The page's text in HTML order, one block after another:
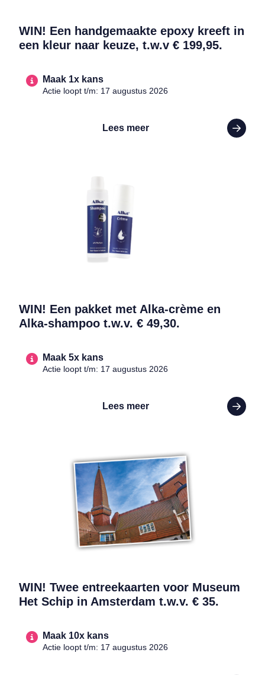
WIN! Een handgemaakte epoxy kreeft in
een kleur naar keuze, t.w.v € 199,95.
Maak 1x kans
Actie loopt t/m: 17 augustus 2026
Lees meer
WIN! Een pakket met Alka-crème en
Alka-shampoo t.w.v. € 49,30.
Maak 5x kans
Actie loopt t/m: 17 augustus 2026
Lees meer
WIN! Twee entreekaarten voor Museum
Het Schip in Amsterdam t.w.v. € 35.
Maak 10x kans
Actie loopt t/m: 17 augustus 2026